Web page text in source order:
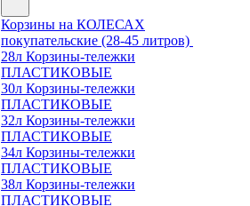
Корзины на КОЛЕСАХ
покупательские (28-45 литров)
28л Корзины-тележки
ПЛАСТИКОВЫЕ
30л Корзины-тележки
ПЛАСТИКОВЫЕ
32л Корзины-тележки
ПЛАСТИКОВЫЕ
34л Корзины-тележки
ПЛАСТИКОВЫЕ
38л Корзины-тележки
ПЛАСТИКОВЫЕ